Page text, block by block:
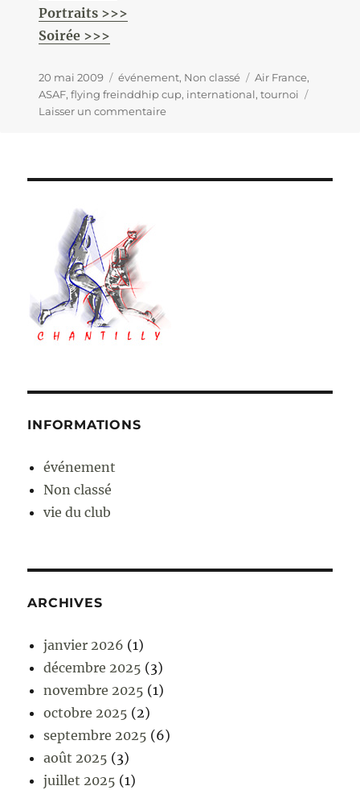
Portraits >>>
Soirée >>>
Publié
le
20 mai 2009 Catégories
événement, Non classé Étiquettes
Air France,
ASAF, flying freinddhip cup, international, tournoi
Laisser un commentairesur
INFORMATIONS
événement
Non classé
vie du club
ARCHIVES
janvier 2026 (1)
décembre 2025 (3)
novembre 2025 (1)
octobre 2025 (2)
septembre 2025 (6)
août 2025 (3)
juillet 2025 (1)